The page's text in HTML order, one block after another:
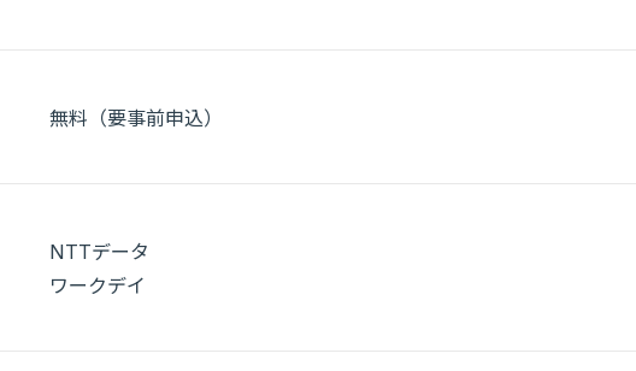
無料（要事前申込）
NTTデータ
ワークデイ